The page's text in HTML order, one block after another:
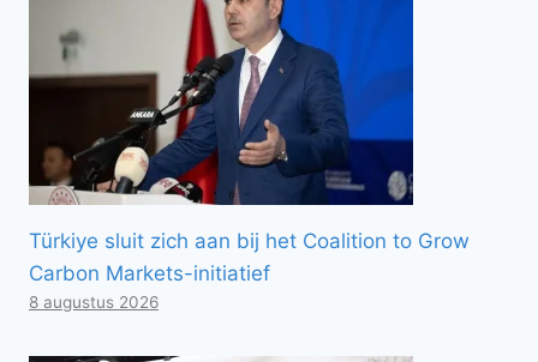
Türkiye sluit zich aan bij het Coalition to Grow
Carbon Markets-initiatief
8 augustus 2026